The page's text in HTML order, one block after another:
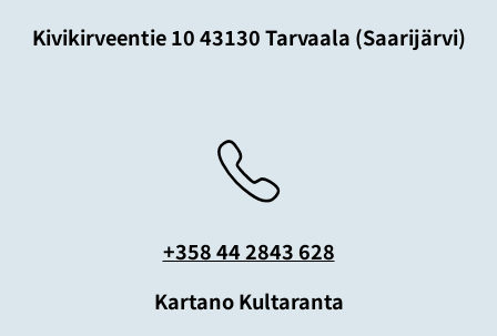
Kivikirveentie 10 43130 Tarvaala (Saarijärvi)
+358 44 2843 628
Kartano Kultaranta